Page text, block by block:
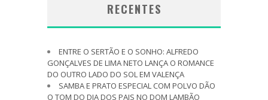
RECENTES
ENTRE O SERTÃO E O SONHO: ALFREDO
GONÇALVES DE LIMA NETO LANÇA O ROMANCE
DO OUTRO LADO DO SOL EM VALENÇA
SAMBA E PRATO ESPECIAL COM POLVO DÃO
O TOM DO DIA DOS PAIS NO DOM LAMBÃO